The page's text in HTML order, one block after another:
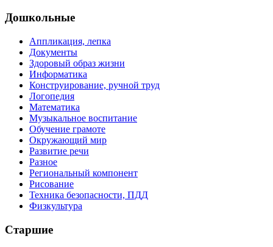
Дошкольные
Аппликация, лепка
Документы
Здоровый образ жизни
Информатика
Конструирование, ручной труд
Логопедия
Математика
Музыкальное воспитание
Обучение грамоте
Окружающий мир
Развитие речи
Разное
Региональный компонент
Рисование
Техника безопасности, ПДД
Физкультура
Старшие